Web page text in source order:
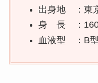
出身地 ：東
身 長 ：
血液型 ：B型